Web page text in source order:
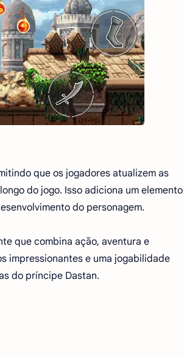
que os jogadores atualizem as
do jogo. Isso adiciona um elemento
do personagem.
que combina ação, aventura e
impressionantes e uma jogabilidade
do príncipe Dastan.